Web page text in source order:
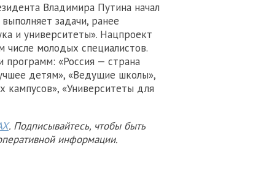
Владимира Путина начал
задачи, ранее
и университеты». Нацпроект
молодых специалистов.
«Россия — страна
детям», «Ведущие школы»,
кампусов», «Университеты для
. Подписывайтесь, чтобы быть
информации.